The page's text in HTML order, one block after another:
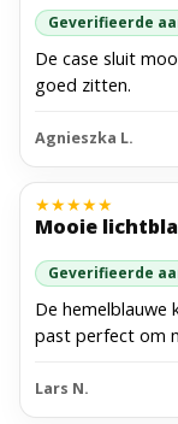
Geverifieerde
De case sluit
goed zitten.
Agnieszka L.
★★★★★
Mooie
Geverifieerde
De hemelblauwe
past perfect om
Lars N.